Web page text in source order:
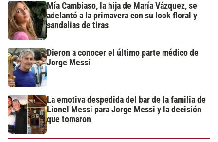
Mía Cambiaso, la hija de María Vázquez, se
adelantó a la primavera con su look floral y
sandalias de tiras
Dieron a conocer el último parte médico de
Jorge Messi
La emotiva despedida del bar de la familia de
Lionel Messi para Jorge Messi y la decisión
que tomaron